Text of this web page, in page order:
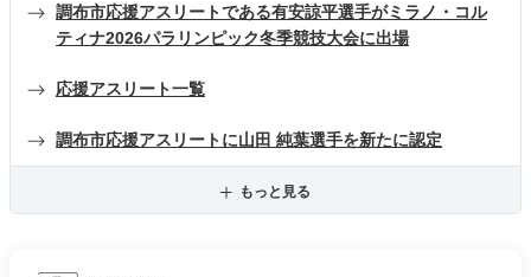
調布市応援アスリートである有安諒平選手がミラノ・コル
ティナ2026パラリンピック冬季競技大会に出場
応援アスリート一覧
調布市応援アスリートに山田 純葉選手を新たに認定
もっと見る